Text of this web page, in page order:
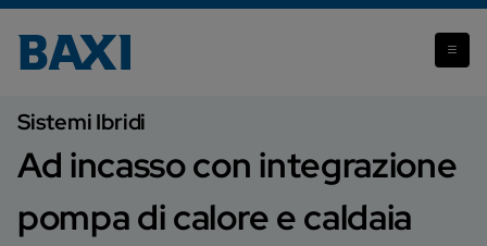
Ad incasso con integrazione pompa di calore e caldaia
Sistemi Ibridi
Ad incasso con integrazione
pompa di calore e caldaia